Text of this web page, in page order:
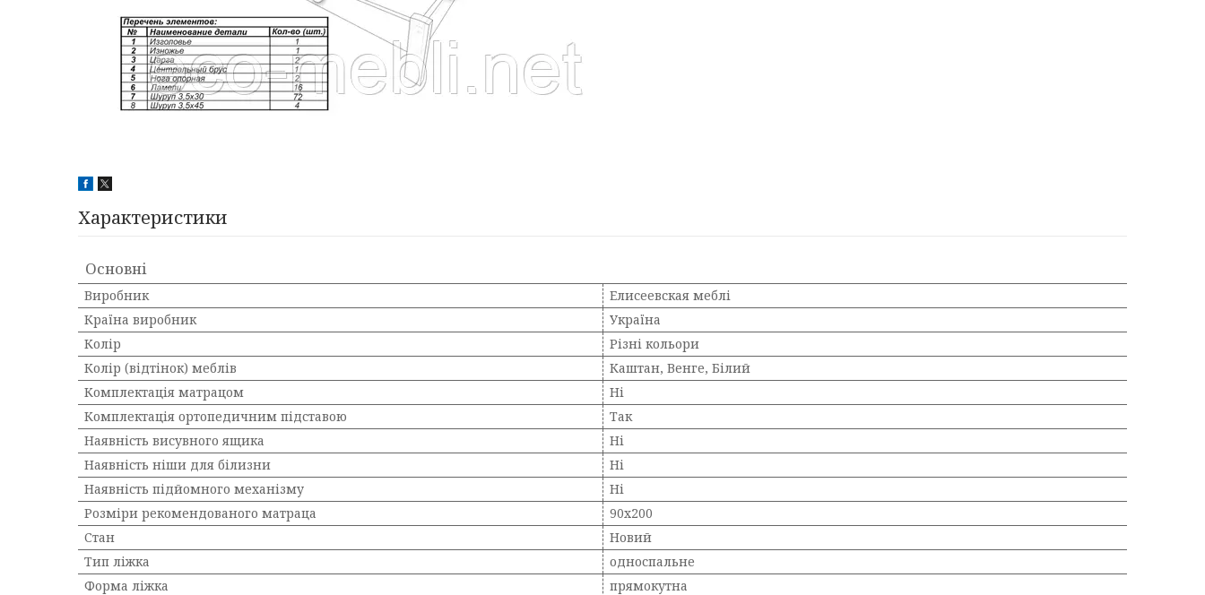
Характеристики
Основні
Виробник
Елисеевская меблі
Країна виробник
Україна
Колір
Різні кольори
Колір (відтінок) меблів
Каштан, Венге, Білий
Комплектація матрацом
Ні
Комплектація ортопедичним підставою
Так
Наявність висувного ящика
Ні
Наявність ніши для білизни
Ні
Наявність підйомного механізму
Ні
Розміри рекомендованого матраца
90х200
Стан
Новий
Тип ліжка
односпальне
Форма ліжка
прямокутна